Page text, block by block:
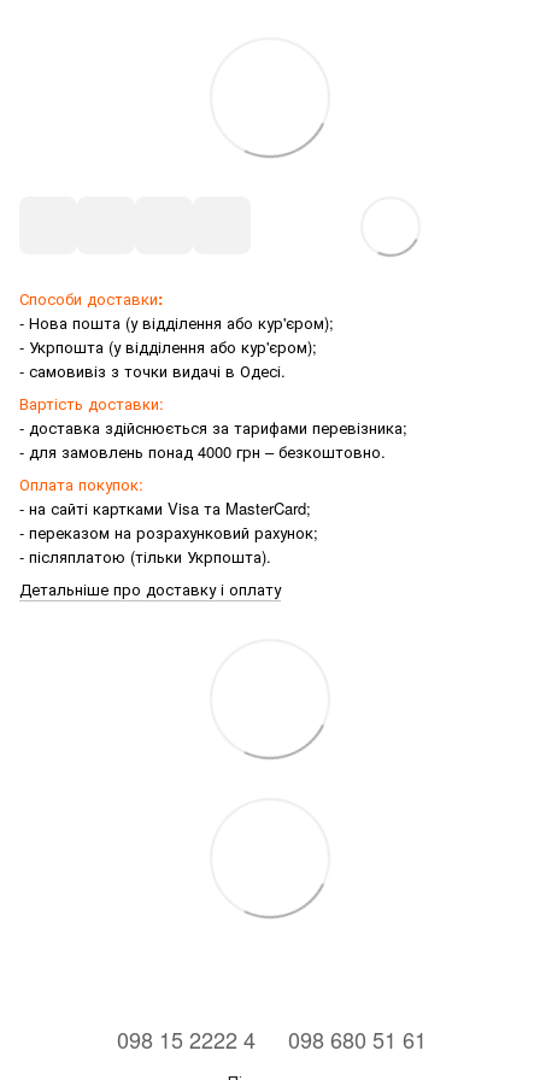
Способи доставки:
- Нова пошта (у відділення або кур'єром);
- Укрпошта (у відділення або кур'єром);
- самовивіз з точки видачі в Одесі.
Вартість доставки:
- доставка здійснюється за тарифами перевізника;
- для замовлень понад 4000 грн – безкоштовно.
Оплата покупок:
- на сайті картками Visa та MasterCard;
- переказом на розрахунковий рахунок;
- післяплатою (тільки Укрпошта).
Детальніше про доставку і оплату
⠀098 15 2222 4 ⠀098 680 51 61